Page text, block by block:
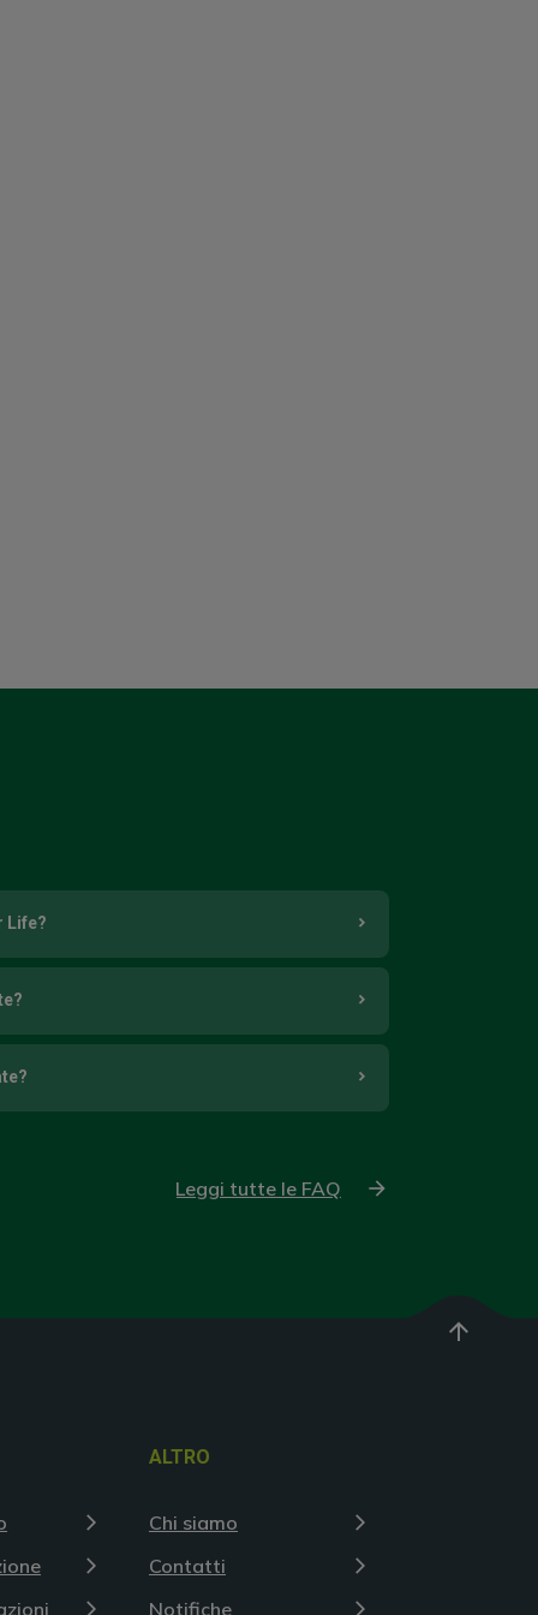
Life?
Leggi tutte le FAQ
arrow_upward
ALTRO
Chi siamo
Contatti
Notifiche